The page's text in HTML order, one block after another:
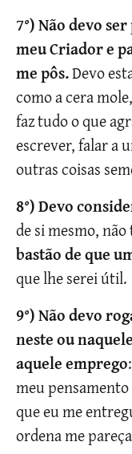
7°) Não devo
meu Criador e
me pôs.Devo
como a cera
faz tudo o que
escrever, falar a
outras coisas
8°) Devo
de si mesmo,
bastão de que
que lhe serei útil.
9°) Não devo
neste ou
aquele emprego
meu
que eu me
ordena me